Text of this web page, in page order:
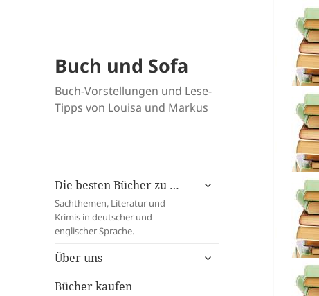
Buch und Sofa
Buch-Vorstellungen und Lese-
Tipps von Louisa und Markus
Die besten Bücher zu …
Sachthemen, Literatur und
Krimis in deutscher und
englischer Sprache.
untermenü
Über uns
untermenü
Bücher kaufen